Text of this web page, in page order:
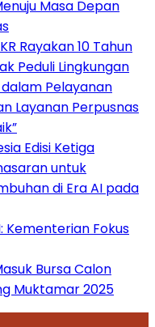
Masa Depan
Rayakan 10 Tahun
Peduli Lingkungan
Pelayanan
Layanan Perpusnas
Edisi Ketiga
untuk
di Era AI pada
Kementerian Fokus
Bursa Calon
Muktamar 2025